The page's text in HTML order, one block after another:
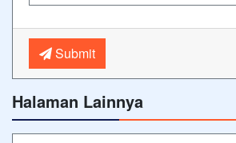
Submit
Halaman Lainnya